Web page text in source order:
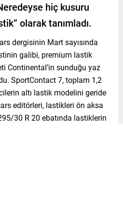
hiç kusuru
olarak tanımladı.
dergisinin Mart sayısında
galibi, premium lastik
Continental’in sunduğu yaz
SportContact 7, toplam 1,2
altı lastik modelini geride
editörleri, lastikleri ön aksa
30 R 20 ebatında lastiklerin